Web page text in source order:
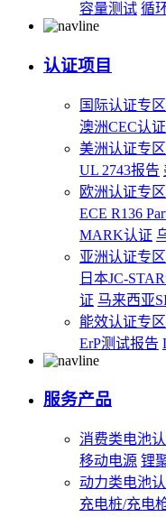
容量测试 循
认证项目
国际认证专区
澳洲CEC认证
美洲认证专区
UL 2743报告
欧洲认证专区
ECE R136
MARK认证
亚洲认证专区
日本JC-
证 马来西亚
能效认证专区
ErP测试报告
服务产品
消费类电池
移动电源 锂
动力类电池
充电桩/充电